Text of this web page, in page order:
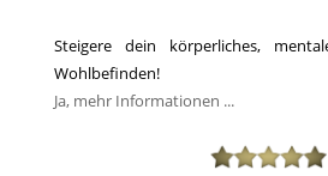
Steigere dein körperliches,
Wohlbefinden!
Ja, mehr Informationen ...